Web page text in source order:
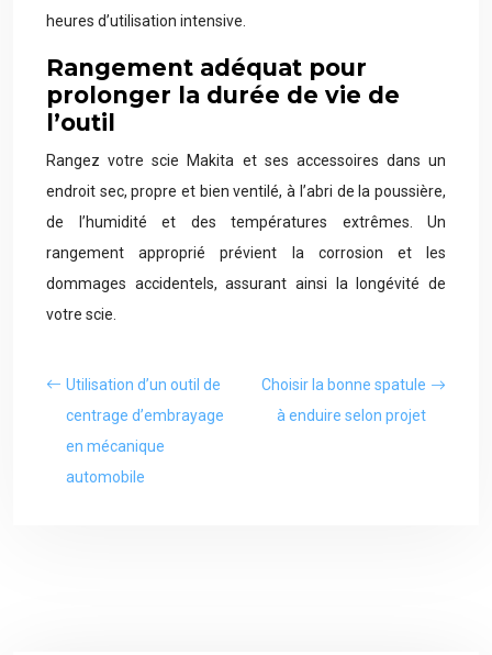
heures d’utilisation intensive.
Rangement adéquat pour
prolonger la durée de vie de
l’outil
Rangez votre scie Makita et ses accessoires dans un
endroit sec, propre et bien ventilé, à l’abri de la poussière,
de l’humidité et des températures extrêmes. Un
rangement approprié prévient la corrosion et les
dommages accidentels, assurant ainsi la longévité de
votre scie.
Utilisation d’un outil de
centrage d’embrayage
en mécanique
automobile
Choisir la bonne spatule
à enduire selon projet